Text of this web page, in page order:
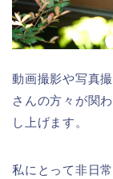
動画撮影や写真
さんの方々が関
し上げます。
私にとって非日